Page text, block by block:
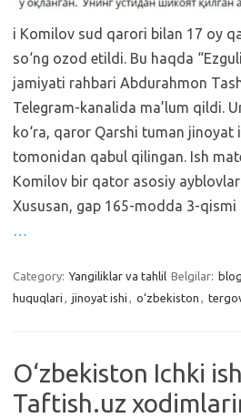
i Komilov sud qarori bilan 17 oy
so‘ng ozod etildi. Bu haqda
jamiyati rahbari Abdurahmon
Telegram-kanalida ma’lum qildi.
ko‘ra, qaror Qarshi tuman jinoyat
tomonidan qabul qilingan. Ish
Komilov bir qator asosiy ayblovlar
Xususan, gap 165-modda 3-
…
Category: Yangiliklar va tahlil Belgilar:
huquqlari , jinoyat ishi , o‘zbekiston ,
O‘zbekiston Ichki
Taftish.uz